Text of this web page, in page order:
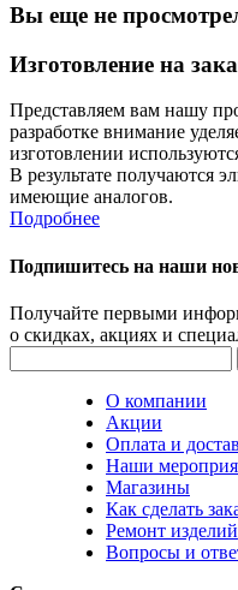
Вы еще не
Изготовление на
Представляем вам нашу
разработке внимание
изготовлении
В результате получаются
имеющие аналогов.
Подробнее
Подпишитесь на наши
Получайте первыми
о скидках, акциях и
О компании
Акции
Оплата и
Наши
Магазины
Как сделать
Ремонт изделий
Вопросы и